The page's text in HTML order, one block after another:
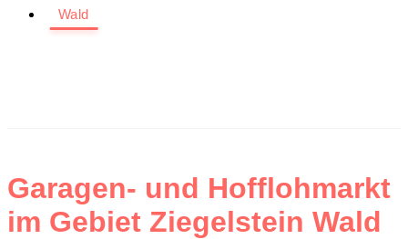
Wald
Garagen- und Hofflohmarkt
im Gebiet Ziegelstein Wald